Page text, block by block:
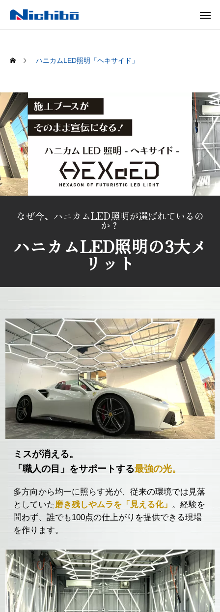
ハニカムLED照明「ヘキサイド」
なぜ今、ハニカムLED照明が選ばれているの
か？
ハニカムLED照明の3大メ
リット
ミスが消える。
「職人の目」をサポートする最強の光。
多方向から均一に照らす光が、従来の環境では見落
としていた磨き残しやムラを「見える化」 。経験を
問わず、誰でも100点の仕上がりを提供できる現場
を作ります。